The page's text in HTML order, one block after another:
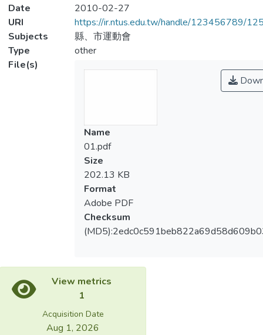
Date
2010-02-27
URI
https://ir.ntus.edu.tw/handle/123456789/
Subjects
縣、市運動會
Type
other
File(s)
Name
01.pdf
Size
202.13 KB
Format
Adobe PDF
Checksum
View metrics
1
Acquisition Date
Aug 1, 2026